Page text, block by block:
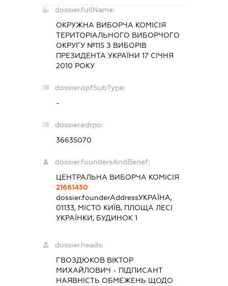
dossier.fullName:
ОКРУЖНА ВИБОРЧА КОМІСІЯ
ТЕРИТОРІАЛЬНОГО ВИБОРЧОГО
ОКРУГУ №115 З ВИБОРІВ
ПРЕЗИДЕНТА УКРАЇНИ 17 СІЧНЯ
2010 РОКУ
dossier.opfSubType:
-
dossier.edrpo:
36635070
dossier.foundersAndBenef:
ЦЕНТРАЛЬНА ВИБОРЧА КОМІСІЯ
21661450
dossier.founderAddressУКРАЇНА,
01133, МІСТО КИЇВ, ПЛОЩА ЛЕСІ
УКРАЇНКИ, БУДИНОК 1
dossier.heads:
ГВОЗДЮКОВ ВІКТОР
МИХАЙЛОВИЧ - ПІДПИСАНТ
НАЯВНІСТЬ ОБМЕЖЕНЬ ЩОДО